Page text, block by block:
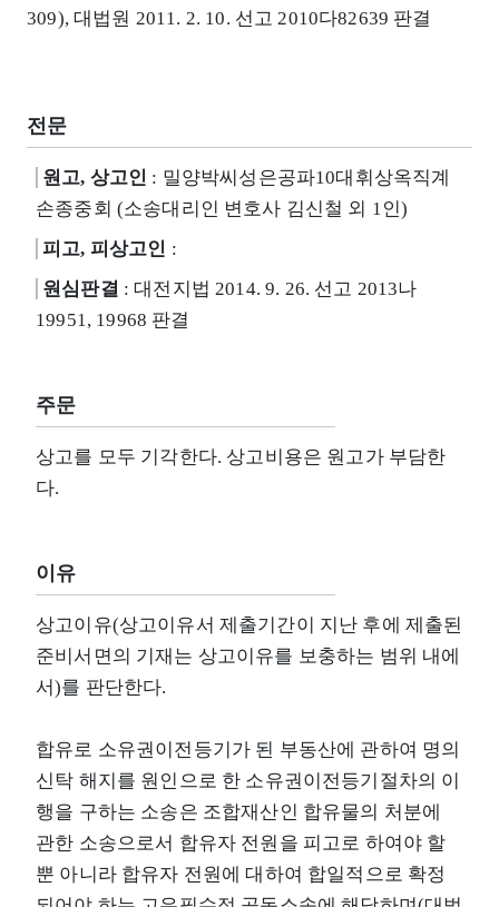
309), 대법원 2011. 2. 10. 선고 2010다82639 판결
전문
원고, 상고인 : 밀양박씨성은공파10대휘상옥직계
손종중회 (소송대리인 변호사 김신철 외 1인)
피고, 피상고인 :
원심판결 : 대전지법 2014. 9. 26. 선고 2013나
19951, 19968 판결
주문
상고를 모두 기각한다. 상고비용은 원고가 부담한
다.
이유
상고이유(상고이유서 제출기간이 지난 후에 제출된
준비서면의 기재는 상고이유를 보충하는 범위 내에
서)를 판단한다.
합유로 소유권이전등기가 된 부동산에 관하여 명의
신탁 해지를 원인으로 한 소유권이전등기절차의 이
행을 구하는 소송은 조합재산인 합유물의 처분에
관한 소송으로서 합유자 전원을 피고로 하여야 할
뿐 아니라 합유자 전원에 대하여 합일적으로 확정